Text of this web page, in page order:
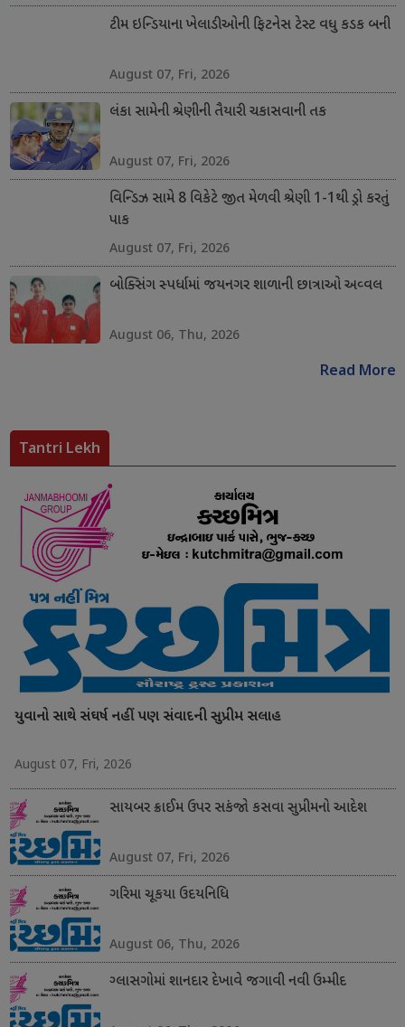
ટીમ ઇન્ડિયાના ખેલાડીઓની ફિટનેસ ટેસ્ટ વધુ કડક બની
August 07, Fri, 2026
લંકા સામેની શ્રેણીની તૈયારી ચકાસવાની તક
August 07, Fri, 2026
વિન્ડિઝ સામે 8 વિકેટે જીત મેળવી શ્રેણી 1-1થી ડ્રો કરતું
પાક
August 07, Fri, 2026
બોક્સિંગ સ્પર્ધામાં જયનગર શાળાની છાત્રાઓ અવ્વલ
August 06, Thu, 2026
Read More
Tantri Lekh
યુવાનો સાથે સંઘર્ષ નહીં પણ સંવાદની સુપ્રીમ સલાહ
August 07, Fri, 2026
સાયબર ક્રાઈમ ઉપર સકંજો કસવા સુપ્રીમનો આદેશ
August 07, Fri, 2026
ગરિમા ચૂકયા ઉદયનિધિ
August 06, Thu, 2026
ગ્લાસગોમાં શાનદાર દેખાવે જગાવી નવી ઉમ્મીદ